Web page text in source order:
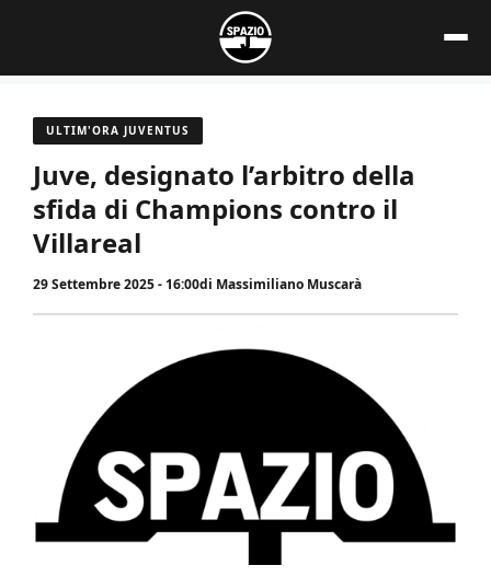
contenuto
ULTIM'ORA JUVENTUS
Juve, designato l’arbitro della
sfida di Champions contro il
Villareal
29 Settembre 2025 - 16:00di Massimiliano Muscarà